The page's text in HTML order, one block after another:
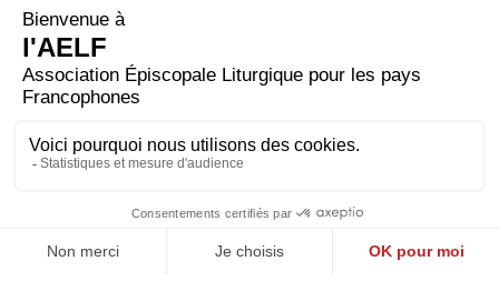
V/Le Seigneur aime son peuple,
il donne aux humbles l’éclat de la victoire.
ORAISON
Seigneur, foyer brûlant de charité, accorde-nous une
que tout et d’aimer nos frères à cause de toi. Par Jésus,